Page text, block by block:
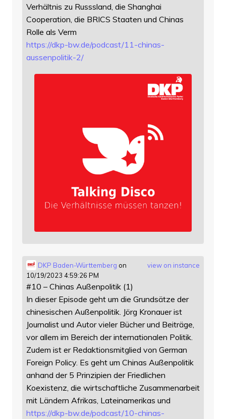
Verhältnis zu Russsland, die Shanghai
Cooperation, die BRICS Staaten und Chinas
Rolle als Verm
https://dkp-bw.de/podcast/11-chinas-
aussenpolitik-2/
view on instance
DKP Baden-Württemberg on
10/19/2023 4:59:26 PM
#10 – Chinas Außenpolitik (1)
In dieser Episode geht um die Grundsätze der
chinesischen Außenpolitik. Jörg Kronauer ist
Journalist und Autor vieler Bücher und Beiträge,
vor allem im Bereich der internationalen Politik.
Zudem ist er Redaktionsmitglied von German
Foreign Policy. Es geht um Chinas Außenpolitik
anhand der 5 Prinzipien der Friedlichen
Koexistenz, die wirtschaftliche Zusammenarbeit
mit Ländern Afrikas, Lateinamerikas und
https://dkp-bw.de/podcast/10-chinas-